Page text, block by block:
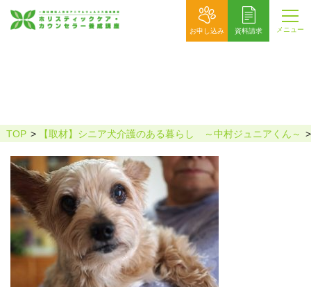
お申し込み 資料請求 メニュー
TOP 【取材】シニア犬介護のある暮らし ～中村ジュニアくん～